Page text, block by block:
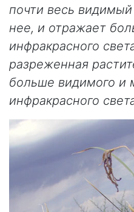
почти весь
нее, и отражает
инфракрасного
разреженная
больше видимого и
инфракрасного